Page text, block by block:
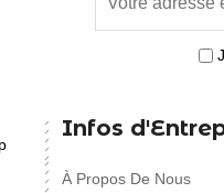
Infos
À Propos De Nous